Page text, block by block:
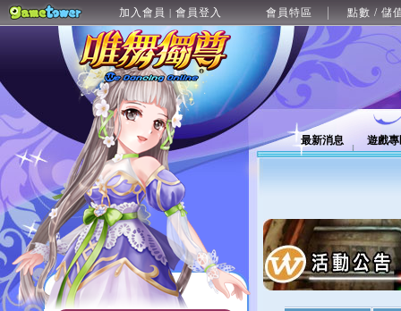
加入會員 | 會員登入 會員特區 點數 / 儲
最新消息 遊戲